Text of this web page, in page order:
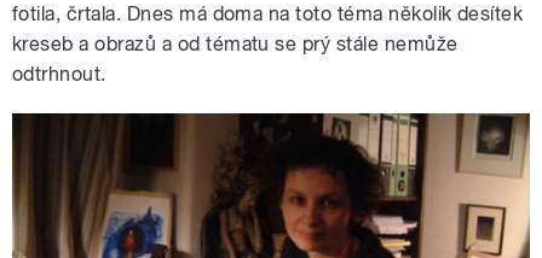
fotila, črtala. Dnes má doma na toto téma několik desítek
kreseb a obrazů a od tématu se prý stále nemůže
odtrhnout.